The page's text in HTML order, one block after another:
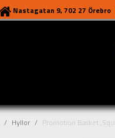
Nastagatan 9, 702 27 Örebro
Hyllor Promotion Basket